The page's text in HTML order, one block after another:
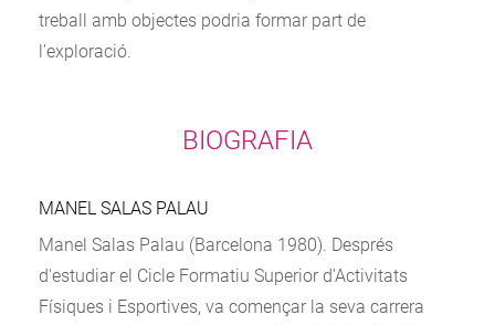
treball amb objectes podria formar part de
l’exploració.
BIOGRAFIA
MANEL SALAS PALAU
Manel Salas Palau (Barcelona 1980). Després
d'estudiar el Cicle Formatiu Superior d'Activitats
Físiques i Esportives, va començar la seva carrera